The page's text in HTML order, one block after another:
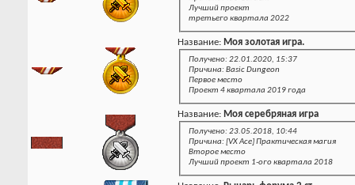
Лучший проект
третьего квартала 2022
Название: Моя золотая игра.
Получено: 22.01.2020, 15:37
Причина: Basic Dungeon
Первое место
Проект 4 квартала 2019 года
Название: Моя серебряная игра
Получено: 23.05.2018, 10:44
Причина: [VX Ace] Практическая магия
Второе место
Лучший проект 1-ого квартала 2018